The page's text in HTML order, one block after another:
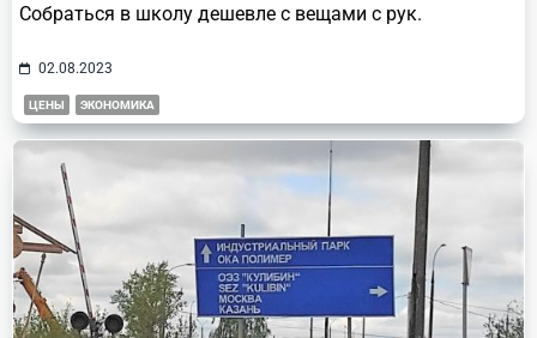
Собраться в школу дешевле с вещами с рук.
02.08.2023
ЦЕНЫ ЭКОНОМИКА